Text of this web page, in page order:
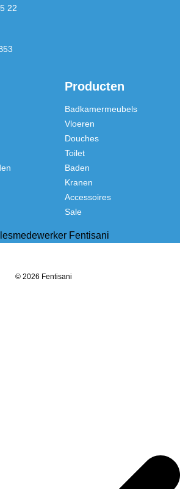
22
Producten
Badkamermeubels
Vloeren
Douches
Toilet
Baden
Kranen
Accessoires
Sale
© 2026 Fentisani